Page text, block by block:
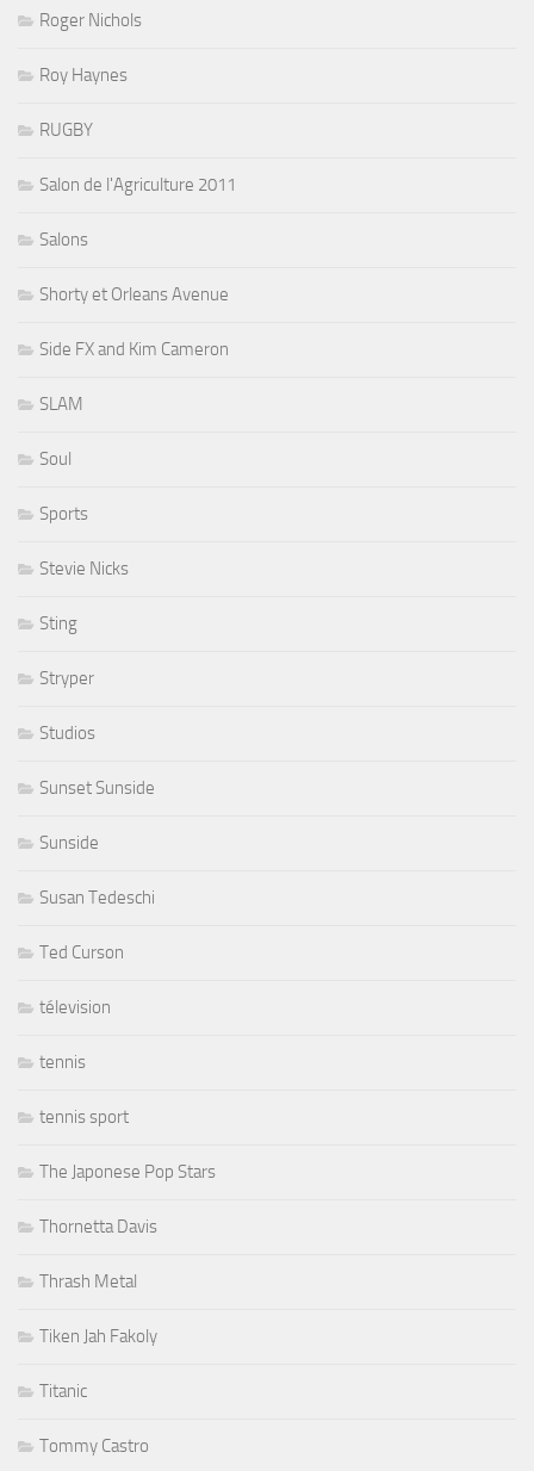
Roger Nichols
Roy Haynes
RUGBY
Salon de l'Agriculture 2011
Salons
Shorty et Orleans Avenue
Side FX and Kim Cameron
SLAM
Soul
Sports
Stevie Nicks
Sting
Stryper
Studios
Sunset Sunside
Sunside
Susan Tedeschi
Ted Curson
télevision
tennis
tennis sport
The Japonese Pop Stars
Thornetta Davis
Thrash Metal
Tiken Jah Fakoly
Titanic
Tommy Castro